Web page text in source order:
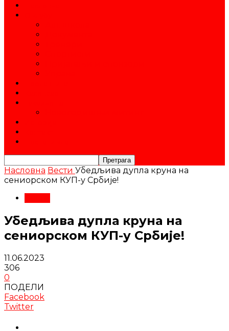
Насловна Вести Убедљива дупла круна на
сениорском КУП-у Србије!
Убедљива дупла круна на
сениорском КУП-у Србије!
11.06.2023
306
0
ПОДЕЛИ
Facebook
Twitter